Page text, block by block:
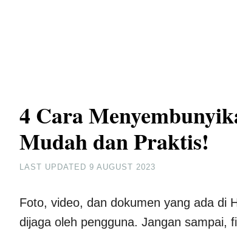
4 Cara
Mudah dan Praktis!
LAST UPDATED 9 AUGUST 2023
Foto, video, dan dokumen yang ada di
dijaga oleh pengguna. Jangan sampai,